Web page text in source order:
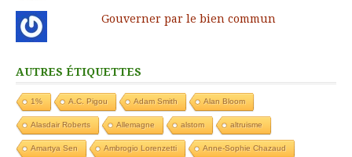
Gouverner par le bien commun
AUTRES ÉTIQUETTES
1% A.C. Pigou Adam Smith Alan Bloom
Alasdair Roberts Allemagne alstom altruisme
Amartya Sen Ambrogio Lorenzetti Anne-Sophie Chazaud